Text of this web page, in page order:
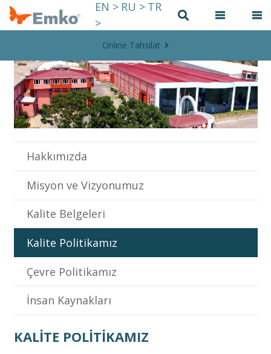
EN > RU > TR
>
Online Tahsilat
Hakkımızda
Misyon ve Vizyonumuz
Kalite Belgeleri
Kalite Politikamız
Çevre Politikamız
İnsan Kaynakları
KALİTE POLİTİKAMIZ